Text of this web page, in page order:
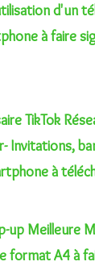
d'un
à faire
TikTok
Invitations,
à
up Meilleure
format A4 à